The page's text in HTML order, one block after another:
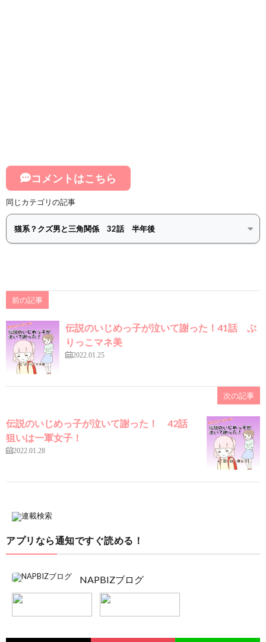
コメントはこちら
同じカテゴリの記事
前の記事
伝説のいじめっ子が泣いて謝った！41話 ぶ
りっこマネ美
2022.01.25
次の記事
伝説のいじめっ子が泣いて謝った！ 42話
狙いは一軍女子！
2022.01.28
アプリなら通知ですぐ読める！
NAPBIZブログ